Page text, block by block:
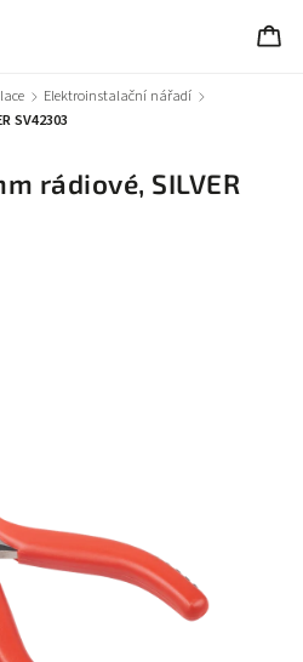
/ Elektroinstalační nářadí /
SV42303
rádiové, SILVER